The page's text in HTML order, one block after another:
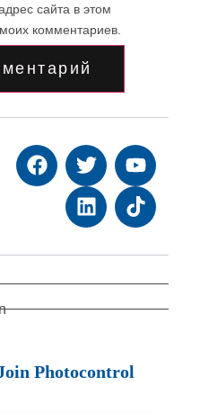
сайта в этом
комментариев.
Photocontrol